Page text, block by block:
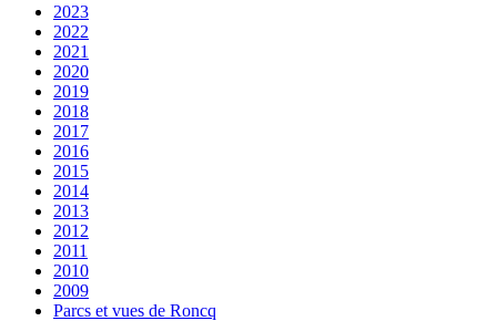
2023
2022
2021
2020
2019
2018
2017
2016
2015
2014
2013
2012
2011
2010
2009
Parcs et vues de Roncq